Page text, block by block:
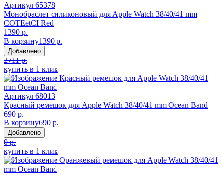
Артикул 65378
Монобраслет силиконовый для Apple Watch 38/40/41 mm
COTEetCI Red
1390 р.
В корзину1390 р.
Добавлено
2711 р.
купить в 1 клик
Артикул 68013
Красный ремешок для Apple Watch 38/40/41 mm Ocean Band
690 р.
В корзину690 р.
Добавлено
0 р.
купить в 1 клик